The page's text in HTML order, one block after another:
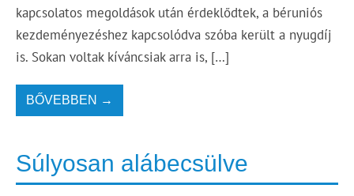
kapcsolatos megoldások után érdeklődtek, a béruniós
kezdeményezéshez kapcsolódva szóba került a nyugdíj
is. Sokan voltak kíváncsiak arra is, […]
BŐVEBBEN →
Súlyosan alábecsülve